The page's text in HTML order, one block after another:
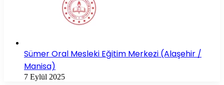
Sümer Oral Mesleki Eğitim Merkezi (Alaşehir /
Manisa)
7 Eylül 2025